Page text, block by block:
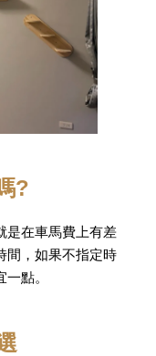
?
是在車馬費上有差
間，如果不指定時
點。